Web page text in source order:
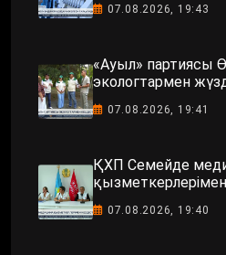
07.08.2026, 19:43
«Ауыл» партиясы
экологтармен
07.08.2026, 19:41
ҚХП Семейде
07.08.2026, 19:40